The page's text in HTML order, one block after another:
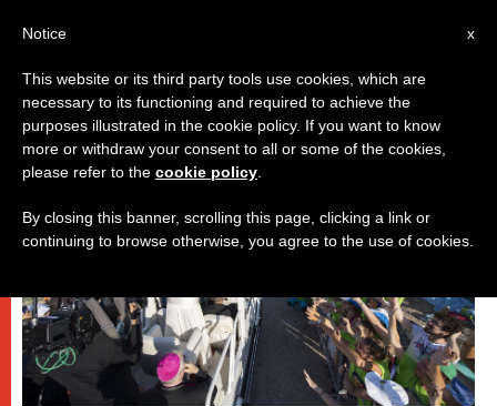
PAPI,SPIRITUALITÀ E PREGHIERA
x
Notice
This website or its third party tools use cookies, which are
necessary to its functioning and required to achieve the
purposes illustrated in the cookie policy. If you want to know
more or withdraw your consent to all or some of the cookies,
please refer to the cookie policy
By closing this banner, scrolling this page, clicking a link or
continuing to browse otherwise, you agree to the use of cookies.